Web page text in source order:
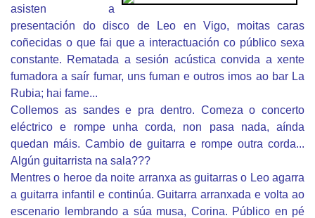
asisten a
presentación do disco de Leo en Vigo, moitas caras
coñecidas o que fai que a interactuación co público sexa
constante. Rematada a sesión acústica convida a xente
fumadora a saír fumar, uns fuman e outros imos ao bar La
Rubia; hai fame...
Collemos as sandes e pra dentro. Comeza o concerto
eléctrico e rompe unha corda, non pasa nada, aínda
quedan máis. Cambio de guitarra e rompe outra corda...
Algún guitarrista na sala???
Mentres o heroe da noite arranxa as guitarras o Leo agarra
a guitarra infantil e continúa. Guitarra arranxada e volta ao
escenario lembrando a súa musa, Corina. Público en pé